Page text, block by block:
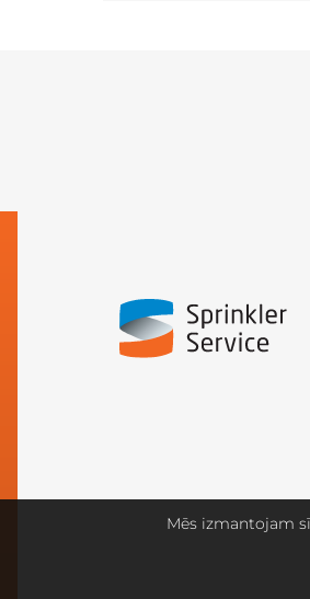
Mēs izmantojam